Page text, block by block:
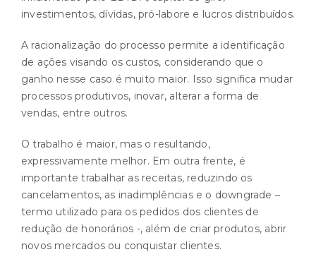
investimentos, dívidas, pró-labore e lucros distribuídos.
A racionalização do processo permite a identificação
de ações visando os custos, considerando que o
ganho nesse caso é muito maior. Isso significa mudar
processos produtivos, inovar, alterar a forma de
vendas, entre outros.
O trabalho é maior, mas o resultando,
expressivamente melhor. Em outra frente, é
importante trabalhar as receitas, reduzindo os
cancelamentos, as inadimplências e o downgrade –
termo utilizado para os pedidos dos clientes de
redução de honorários -, além de criar produtos, abrir
novos mercados ou conquistar clientes.